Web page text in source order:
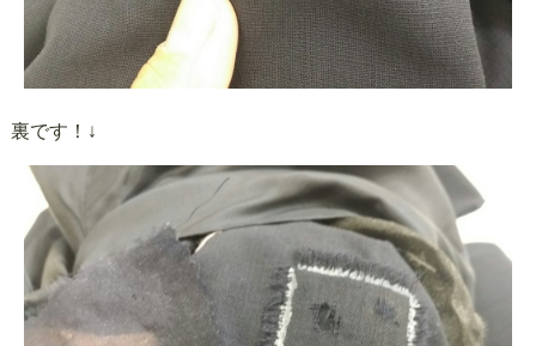
裏です！​↓